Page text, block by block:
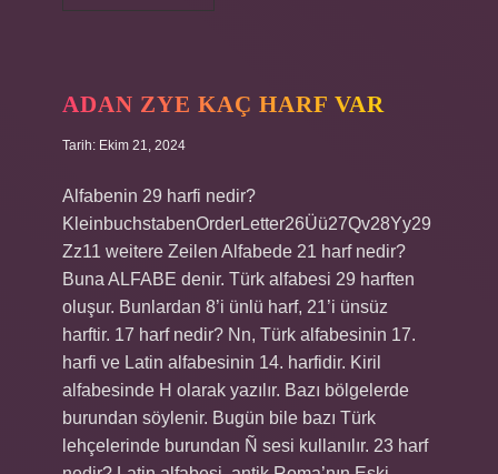
Ne
ADAN ZYE KAÇ HARF VAR
Tarih: Ekim 21, 2024
Alfabenin 29 harfi nedir?
KleinbuchstabenOrderLetter26Üü27Qv28Yy29
Zz11 weitere Zeilen Alfabede 21 harf nedir?
Buna ALFABE denir. Türk alfabesi 29 harften
oluşur. Bunlardan 8’i ünlü harf, 21’i ünsüz
harftir. 17 harf nedir? Nn, Türk alfabesinin 17.
harfi ve Latin alfabesinin 14. harfidir. Kiril
alfabesinde H olarak yazılır. Bazı bölgelerde
burundan söylenir. Bugün bile bazı Türk
lehçelerinde burundan Ñ sesi kullanılır. 23 harf